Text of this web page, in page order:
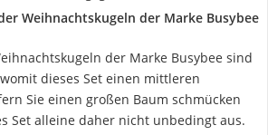
Weihnachtskugeln der Marke Busybee
der Marke Busybee sind
dieses Set einen mittleren
Sie einen großen Baum schmücken
Set alleine daher nicht unbedingt aus.